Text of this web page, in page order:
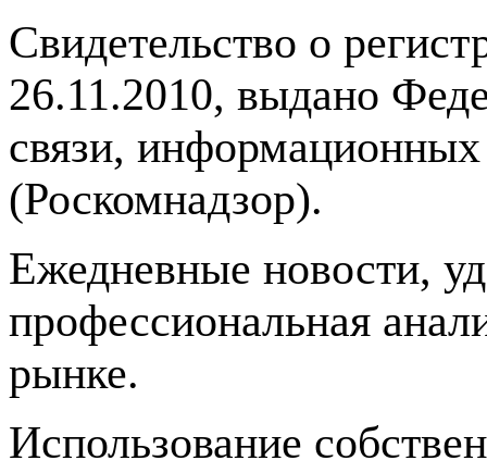
Свидетельство о
26.11.2010, выдано
связи,
(Роскомнадзор).
Ежедневные новости,
профессиональная
рынке.
Использование